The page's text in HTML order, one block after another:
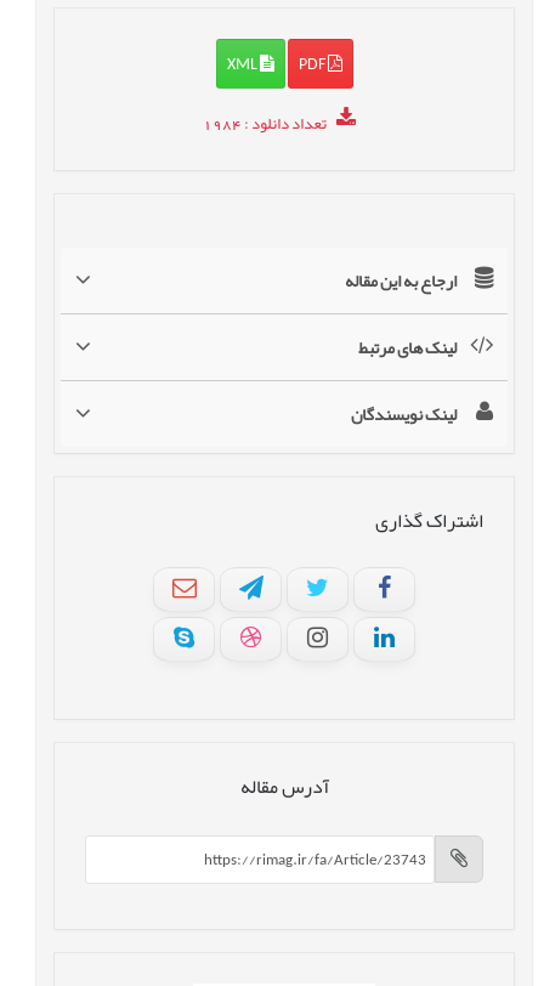
PDF
XML
تعداد دانلود: 1984
ارجاع به این مقاله
لینک های مرتبط
لینک نویسندگان
اشتراک گذاری
آدرس مقاله